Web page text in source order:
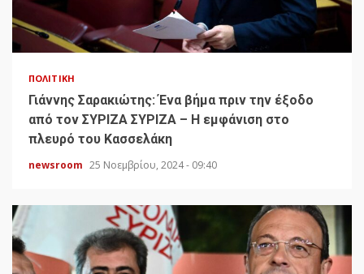
ΠΟΛΙΤΙΚΉ
Γιάννης Σαρακιώτης: Ένα βήμα πριν την έξοδο
από τον ΣΥΡΙΖΑ ΣΥΡΙΖΑ – Η εμφάνιση στο
πλευρό του Κασσελάκη
newsroom 25 Νοεμβρίου, 2024 - 09:40